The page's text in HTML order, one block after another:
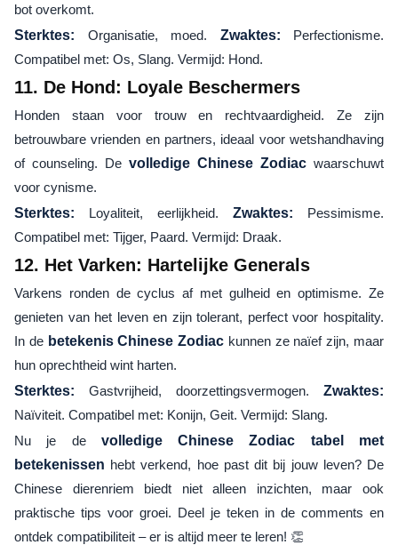
bot overkomt.
Sterktes: Organisatie, moed. Zwaktes: Perfectionisme.
Compatibel met: Os, Slang. Vermijd: Hond.
11. De Hond: Loyale Beschermers
Honden staan voor trouw en rechtvaardigheid. Ze zijn
betrouwbare vrienden en partners, ideaal voor wetshandhaving
of counseling. De volledige Chinese Zodiac waarschuwt
voor cynisme.
Sterktes: Loyaliteit, eerlijkheid. Zwaktes: Pessimisme.
Compatibel met: Tijger, Paard. Vermijd: Draak.
12. Het Varken: Hartelijke Generals
Varkens ronden de cyclus af met gulheid en optimisme. Ze
genieten van het leven en zijn tolerant, perfect voor hospitality.
In de betekenis Chinese Zodiac kunnen ze naïef zijn, maar
hun oprechtheid wint harten.
Sterktes: Gastvrijheid, doorzettingsvermogen. Zwaktes:
Naïviteit. Compatibel met: Konijn, Geit. Vermijd: Slang.
Nu je de volledige Chinese Zodiac tabel met
betekenissen hebt verkend, hoe past dit bij jouw leven? De
Chinese dierenriem biedt niet alleen inzichten, maar ook
praktische tips voor groei. Deel je teken in de comments en
ontdek compatibiliteit – er is altijd meer te leren! 👏